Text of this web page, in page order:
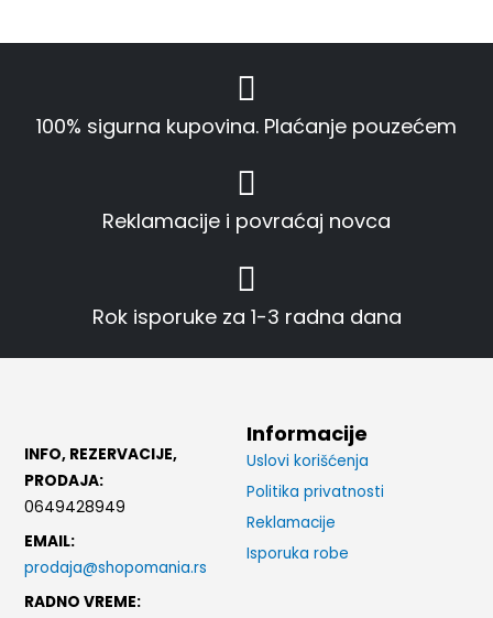
100% sigurna kupovina. Plaćanje pouzećem
Reklamacije i povraćaj novca
Rok isporuke za 1-3 radna dana
INFO, REZERVACIJE,
PRODAJA:
0649428949
EMAIL:
prodaja@shopomania.rs
RADNO VREME:
Informacije
Uslovi korišćenja
Politika privatnosti
Reklamacije
Isporuka robe